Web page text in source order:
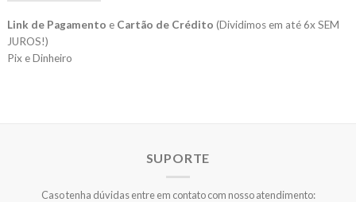
Link de Pagamento e Cartão de Crédito (Dividimos em até 6x SEM
JUROS!)
Pix e Dinheiro
SUPORTE
Caso tenha dúvidas entre em contato com nosso atendimento: